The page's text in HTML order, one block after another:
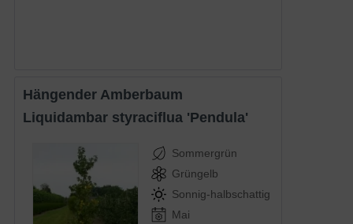
Hängender Amberbaum
Liquidambar styraciflua 'Pendula'
Sommergrün
Grüngelb
Sonnig-halbschattig
Mai